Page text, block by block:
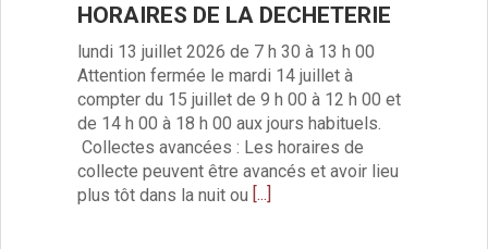
Histoire et Patrimoine
Histoire
Patrimoine
Calendrier des événements
Vie économique
Annuaire des entreprises
Hébergement et Restauration
HORAIRES DE LA DECHETERIE
lundi 13 juillet 2026 de 7 h 30 à 13 h 00
Attention fermée le mardi 14 juillet à
compter du 15 juillet de 9 h 00 à 12 h 00 et
de 14 h 00 à 18 h 00 aux jours habituels.
Collectes avancées : Les horaires de
collecte peuvent être avancés et avoir lieu
plus tôt dans la nuit ou [...]